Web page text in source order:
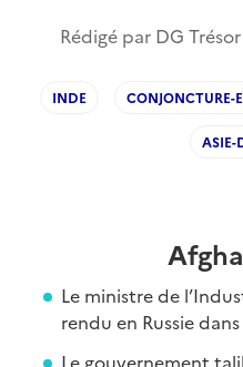
Rédigé par DG
INDE CONJONCTURE-
ASIE-
Le ministre de
rendu en Russie
Le gouvernement